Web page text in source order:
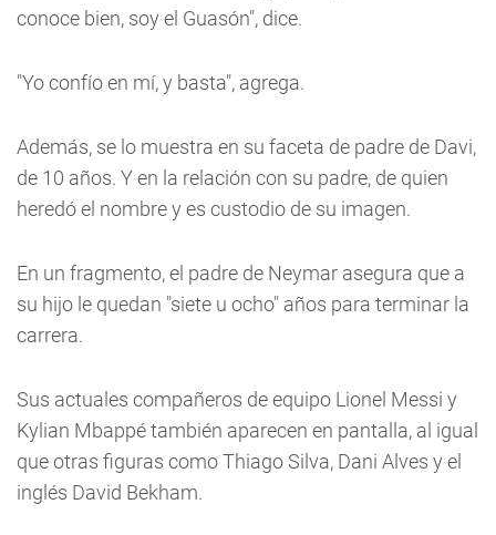
conoce bien, soy el Guasón", dice.
"Yo confío en mí, y basta", agrega.
Además, se lo muestra en su faceta de padre de Davi,
de 10 años. Y en la relación con su padre, de quien
heredó el nombre y es custodio de su imagen.
En un fragmento, el padre de Neymar asegura que a
su hijo le quedan "siete u ocho" años para terminar la
carrera.
Sus actuales compañeros de equipo Lionel Messi y
Kylian Mbappé también aparecen en pantalla, al igual
que otras figuras como Thiago Silva, Dani Alves y el
inglés David Bekham.